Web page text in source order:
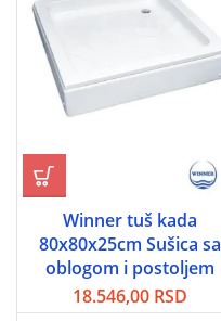
Winner tuš kada
80x80x25cm Sušica sa
oblogom i postoljem
18.546,00 RSD